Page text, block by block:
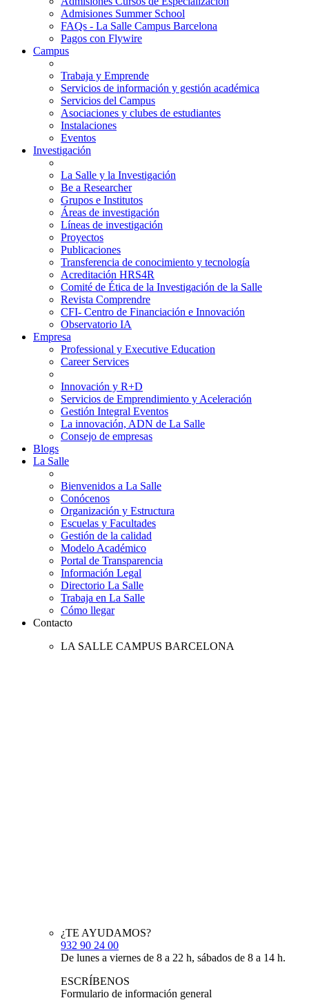
Admisiones Summer School
FAQs - La Salle Campus Barcelona
Pagos con Flywire
Campus
Trabaja y Emprende
Servicios de información y gestión académica
Servicios del Campus
Asociaciones y clubes de estudiantes
Instalaciones
Eventos
Investigación
La Salle y la Investigación
Be a Researcher
Grupos e Institutos
Áreas de investigación
Líneas de investigación
Proyectos
Publicaciones
Transferencia de conocimiento y tecnología
Acreditación HRS4R
Comité de Ética de la Investigación de la Salle
Revista Comprendre
CFI- Centro de Financiación e Innovación
Observatorio IA
Empresa
Professional y Executive Education
Career Services
Innovación y R+D
Servicios de Emprendimiento y Aceleración
Gestión Integral Eventos
La innovación, ADN de La Salle
Consejo de empresas
Blogs
La Salle
Bienvenidos a La Salle
Conócenos
Organización y Estructura
Escuelas y Facultades
Gestión de la calidad
Modelo Académico
Portal de Transparencia
Información Legal
Directorio La Salle
Trabaja en La Salle
Cómo llegar
Contacto
LA SALLE CAMPUS BARCELONA
¿TE AYUDAMOS?
932 90 24 00
De lunes a viernes de 8 a 22 h, sábados de 8 a 14 h.
ESCRÍBENOS
Formulario de información general